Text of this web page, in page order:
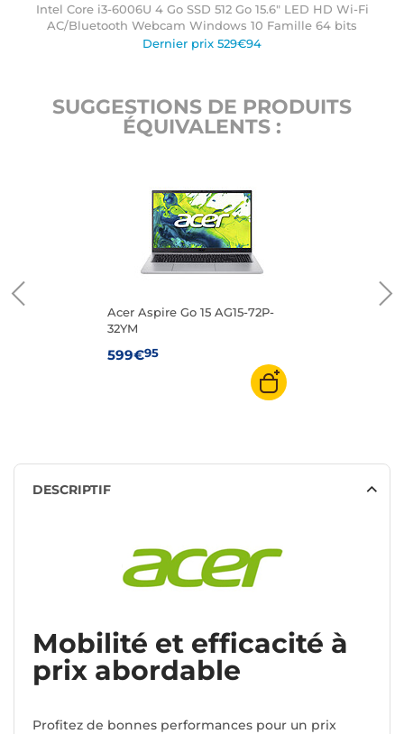
Intel Core i3-6006U 4 Go SSD 512 Go 15.6" LED HD Wi-Fi
AC/Bluetooth Webcam Windows 10 Famille 64 bits
Dernier prix 529€94
SUGGESTIONS DE PRODUITS
ÉQUIVALENTS :
Acer Aspire Go 15 AG15-72P-
32YM
599€95
DESCRIPTIF
Mobilité et efficacité à
prix abordable
Profitez de bonnes performances pour un prix